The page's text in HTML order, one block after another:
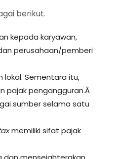
berikut.
kepada karyawan,
perusahaan/pemberi
lokal. Sementara itu,
pajak pengangguran.Â
sumber selama satu
memiliki sifat pajak